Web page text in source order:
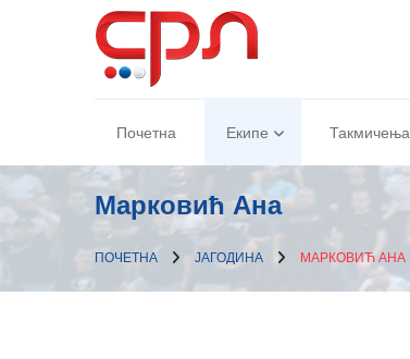
Почетна Екипе Такмичења
Марковић Ана
ПОЧЕТНА ЈАГОДИНА МАРКОВИЋ АНА